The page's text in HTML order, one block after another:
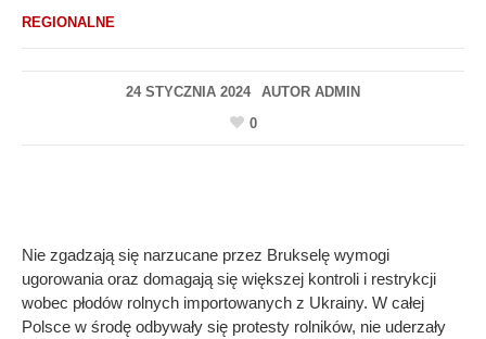
REGIONALNE
24 STYCZNIA 2024 AUTOR ADMIN
0
Nie zgadzają się narzucane przez Brukselę wymogi
ugorowania oraz domagają się większej kontroli i restrykcji
wobec płodów rolnych importowanych z Ukrainy. W całej
Polsce w środę odbywały się protesty rolników, nie uderzały